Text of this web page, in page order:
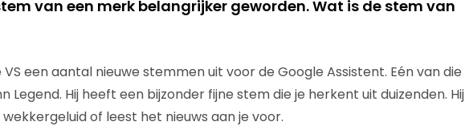
van een merk belangrijker geworden. Wat is de stem van
een aantal nieuwe stemmen uit voor de Google Assistent. Eén van die
Legend. Hij heeft een bijzonder fijne stem die je herkent uit duizenden. Hij
of leest het nieuws aan je voor.